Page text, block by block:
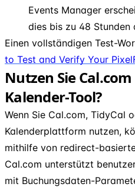
Events Manager
dies bis zu 48 Stunden
Einen vollständigen Test-
to Test and Verify Your
Nutzen Sie
Kalender-Tool?
Wenn Sie Cal.com, TidyCal
Kalenderplattform nutzen,
mithilfe von redirect-
Cal.com unterstützt
mit Buchungsdaten-